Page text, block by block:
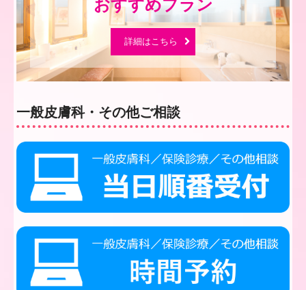
詳細はこちら
一般皮膚科・その他ご相談